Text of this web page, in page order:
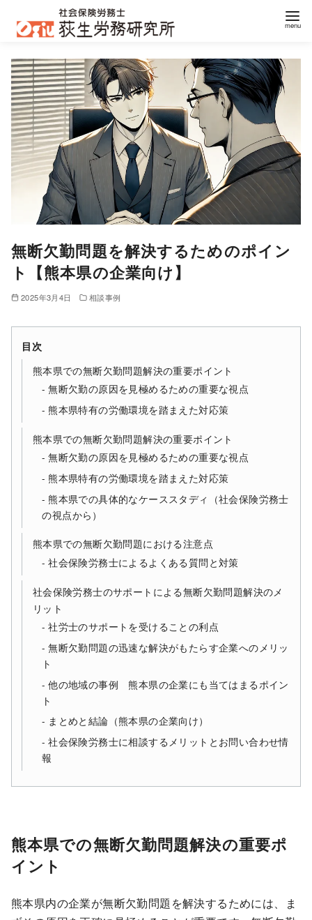
無断欠勤問題を解決するためのポイン
ト【熊本県の企業向け】
2025年3月4日 相談事例
目次
熊本県での無断欠勤問題解決の重要ポイント
無断欠勤の原因を見極めるための重要な視点
熊本県特有の労働環境を踏まえた対応策
熊本県での無断欠勤問題解決の重要ポイント
無断欠勤の原因を見極めるための重要な視点
熊本県特有の労働環境を踏まえた対応策
熊本県での具体的なケーススタディ（社会保険労務士
の視点から）
熊本県での無断欠勤問題における注意点
社会保険労務士によるよくある質問と対策
社会保険労務士のサポートによる無断欠勤問題解決のメ
リット
社労士のサポートを受けることの利点
無断欠勤問題の迅速な解決がもたらす企業へのメリッ
ト
他の地域の事例 熊本県の企業にも当てはまるポイン
ト
まとめと結論（熊本県の企業向け）
社会保険労務士に相談するメリットとお問い合わせ情
報
熊本県での無断欠勤問題解決の重要ポ
イント
熊本県内の企業が無断欠勤問題を解決するためには、ま